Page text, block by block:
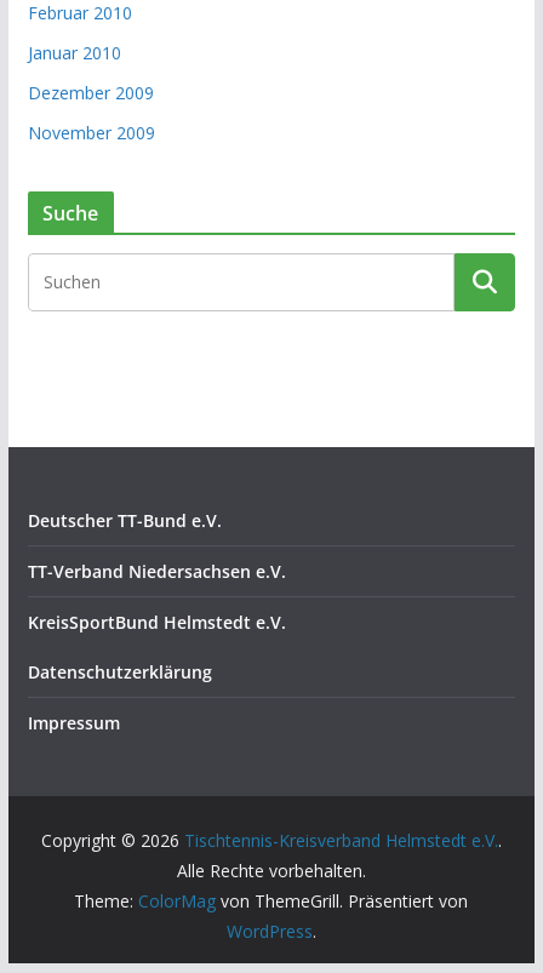
Februar 2010
Januar 2010
Dezember 2009
November 2009
Suche
Deutscher TT-Bund e.V.
TT-Verband Niedersachsen e.V.
KreisSportBund Helmstedt e.V.
Datenschutzerklärung
Impressum
Copyright © 2026 Tischtennis-Kreisverband Helmstedt e.V..
Alle Rechte vorbehalten.
Theme: ColorMag von ThemeGrill. Präsentiert von
WordPress.